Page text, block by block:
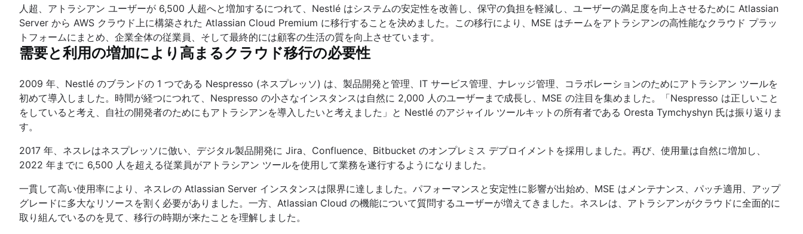
人超、アトラシアン ユーザーが 6,500 人超へと増加するにつれて、Nestlé はシステムの安定性を改善し、保守の負担を軽減し、ユーザーの満足度を向上させるために Atlassian
Server から AWS クラウド上に構築された Atlassian Cloud Premium に移行することを決めました。この移行により、MSE はチームをアトラシアンの高性能なクラウド プラッ
トフォームにまとめ、企業全体の従業員、そして最終的には顧客の生活の質を向上させています。
需要と利用の増加により高まるクラウド移行の必要性
2009 年、Nestlé のブランドの 1 つである Nespresso (ネスプレッソ) は、製品開発と管理、IT サービス管理、ナレッジ管理、コラボレーションのためにアトラシアン ツールを
初めて導入しました。時間が経つにつれて、Nespresso の小さなインスタンスは自然に 2,000 人のユーザーまで成長し、MSE の注目を集めました。「Nespresso は正しいこと
をしていると考え、自社の開発者のためにもアトラシアンを導入したいと考えました」と Nestlé のアジャイル ツールキットの所有者である Oresta Tymchyshyn 氏は振り返りま
す。
2017 年、ネスレはネスプレッソに倣い、デジタル製品開発に Jira、Confluence、Bitbucket のオンプレミス デプロイメントを採用しました。再び、使用量は自然に増加し、
2022 年までに 6,500 人を超える従業員がアトラシアン ツールを使用して業務を遂行するようになりました。
一貫して高い使用率により、ネスレの Atlassian Server インスタンスは限界に達しました。パフォーマンスと安定性に影響が出始め、MSE はメンテナンス、パッチ適用、アップ
グレードに多大なリソースを割く必要がありました。一方、Atlassian Cloud の機能について質問するユーザーが増えてきました。ネスレは、アトラシアンがクラウドに全面的に
取り組んでいるのを見て、移行の時期が来たことを理解しました。